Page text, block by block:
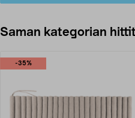
Saman kategorian
-35%